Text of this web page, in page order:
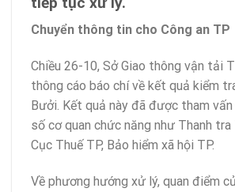
Chuyển thông tin cho Công an TP
Chiều 26-10, Sở Giao thông vận tải
thông cáo báo chí về kết quả kiểm
Bưởi. Kết quả này đã được tham
số cơ quan chức năng như Thanh tra
Cục Thuế TP, Bảo hiểm xã hội TP.
Về phương hướng xử lý, quan điểm